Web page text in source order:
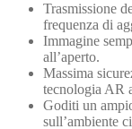
Trasmissione
frequenza di
Immagine
all’aperto.
Massima
tecnologia AR
Goditi un
sull’ambiente